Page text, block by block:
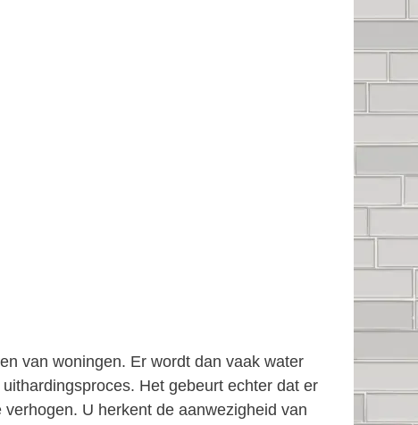
van woningen. Er wordt dan vaak water
Het gebeurt echter dat er
U herkent de aanwezigheid van